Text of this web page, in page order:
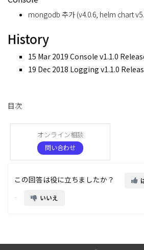
mongodb 추가 (v4.0.6, helm chart
History
15 Mar 2019 Console v1.1.0
19 Dec 2018 Logging v1.1.0
目次
オンライン相談
問い合わせ
この回答は役に立ちましたか？
いいえ